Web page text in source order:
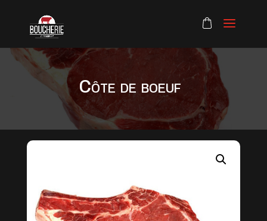
Côte de boeuf